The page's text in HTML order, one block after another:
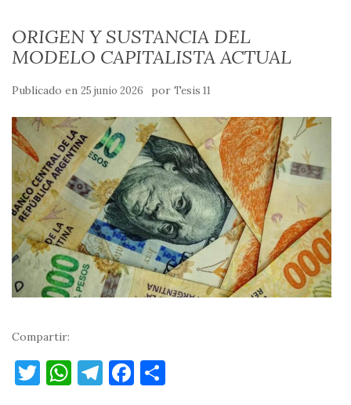
ORIGEN Y SUSTANCIA DEL
MODELO CAPITALISTA ACTUAL
Publicado en 25 junio 2026 por Tesis 11
Compartir:
T W T F